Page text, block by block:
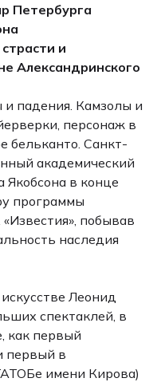
Петербурга
и
Александринского
и падения. Камзолы и
персонаж в
бельканто. Санкт-
академический
Якобсона в конце
программы
побывав
наследия
Леонид
спектаклей, в
как первый
первый в
имени Кирова)